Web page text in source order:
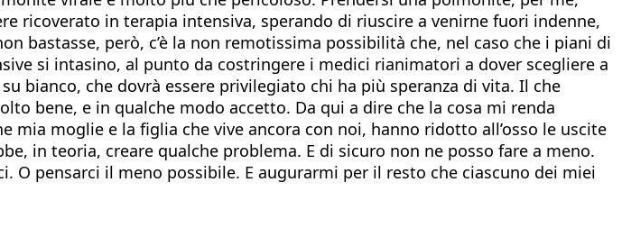
ricoverato in terapia intensiva, sperando di riuscire a venirne fuori indenne,
bastasse, però, c’è la non remotissima possibilità che, nel caso che i piani di
si intasino, al punto da costringere i medici rianimatori a dover scegliere a
bianco, che dovrà essere privilegiato chi ha più speranza di vita. Il che
bene, e in qualche modo accetto. Da qui a dire che la cosa mi renda
mia moglie e la figlia che vive ancora con noi, hanno ridotto all’osso le uscite
in teoria, creare qualche problema. E di sicuro non ne posso fare a meno.
O pensarci il meno possibile. E augurarmi per il resto che ciascuno dei miei